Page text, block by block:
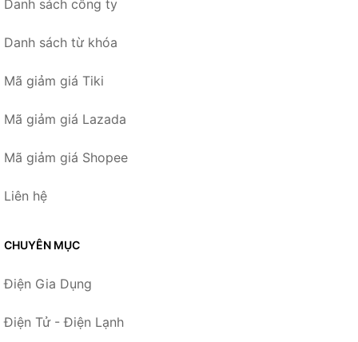
Danh sách công ty
Danh sách từ khóa
Mã giảm giá Tiki
Mã giảm giá Lazada
Mã giảm giá Shopee
Liên hệ
CHUYÊN MỤC
Điện Gia Dụng
Điện Tử - Điện Lạnh